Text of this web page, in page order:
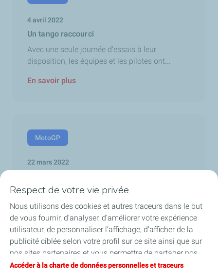
4 avril 2022
Un tango raccourci
Avec une seule journée d’essais à leur
disposition, les équipes et les pilotes ont...
En savoir plus
MotoGP
22 mars 2022
Le Grand Prix d’Indonésie a permis à Raul
Fernandez et à Remy Gardner de disputer...
En savoir plus
Respect de votre vie privée
Nous utilisons des cookies et autres traceurs dans le but
de vous fournir, d’analyser, d’améliorer votre expérience
utilisateur, de personnaliser l’affichage, d'afficher de la
publicité ciblée selon votre profil sur ce site ainsi que sur
nos sites partenaires et vous permettre de partager nos
contenus sur les réseaux sociaux. Vous pouvez à tout
Accéder à la charte de données personnelles et traceurs